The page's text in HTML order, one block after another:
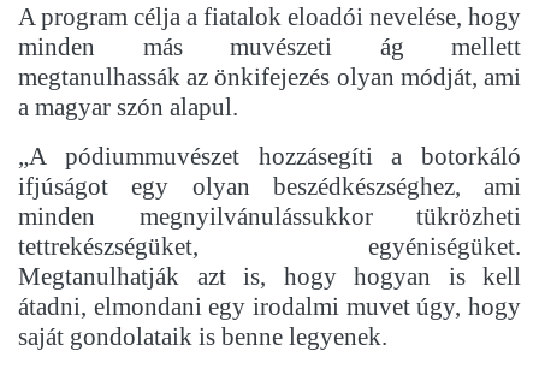
A program célja a fiatalok eloadói nevelése, hogy
minden más muvészeti ág mellett
megtanulhassák az önkifejezés olyan módját, ami
a magyar szón alapul.
„A pódiummuvészet hozzásegíti a botorkáló
ifjúságot egy olyan beszédkészséghez, ami
minden megnyilvánulássukkor tükrözheti
tettrekészségüket, egyéniségüket.
Megtanulhatják azt is, hogy hogyan is kell
átadni, elmondani egy irodalmi muvet úgy, hogy
saját gondolataik is benne legyenek.